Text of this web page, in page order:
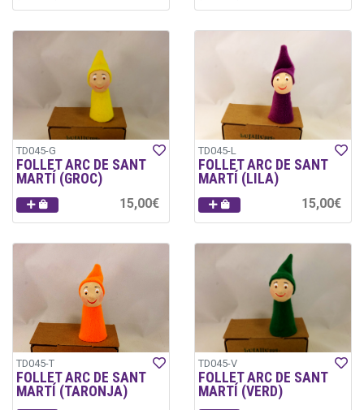
TD045-G
FOLLET ARC DE SANT
MARTÍ (GROC)
15,00€
TD045-L
FOLLET ARC DE SANT
MARTÍ (LILA)
15,00€
TD045-T
FOLLET ARC DE SANT
MARTÍ (TARONJA)
TD045-V
FOLLET ARC DE SANT
MARTÍ (VERD)